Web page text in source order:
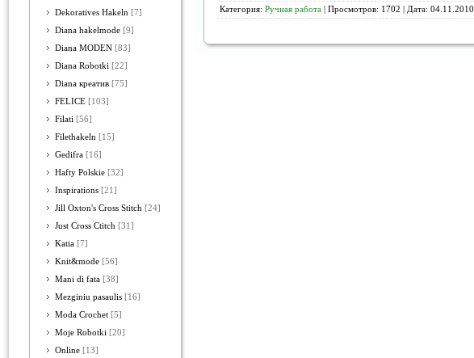
Dekoratives Hakeln [7]
Diana hakelmode [9]
Diana MODEN [83]
Diana Robotki [22]
Diana креатив [75]
FELICE [103]
Filati [56]
Filethakeln [15]
Gedifra [16]
Hafty Polskie [32]
Inspirations [21]
Jill Oxton's Cross Stitch [24]
Just Cross Ctitch [31]
Katia [7]
Knit&mode [56]
Mani di fata [38]
Mezginiu pasaulis [16]
Moda Crochet [5]
Moje Robotki [20]
Online [13]
Категория: Ручная работа | Просмотров: 1702 | Дата: 04.11.2010